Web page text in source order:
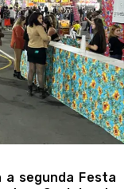
a segunda Festa